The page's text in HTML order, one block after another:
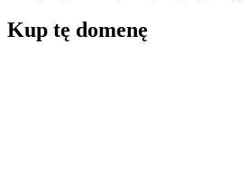
Kup tę domenę